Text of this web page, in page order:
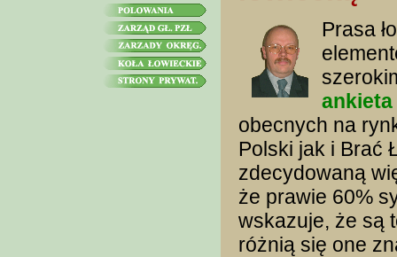
Prasa
ankieta
obecnych na
Polski jak i Brać
zdecydowaną
że prawie 60%
wskazuje, że są
różnią się one